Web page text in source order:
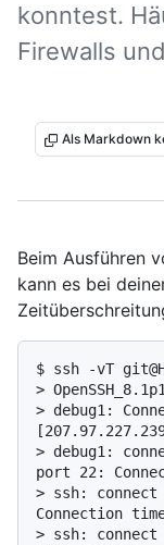
konntest.
Firewalls
Als Markdown
Beim Ausführen
kann es bei
$ ssh -vT
>
> debug1:
> debug1:
port 22:
> ssh: connect
Connection
> ssh: connect